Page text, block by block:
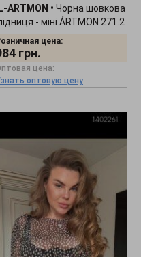
ARTMON • Чорна шовкова
- міні ÁRTMON 271.2
цена:
грн.
цена:
оптовую цену